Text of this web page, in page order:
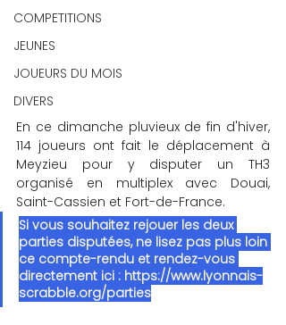
COMPETITIONS
JEUNES
JOUEURS DU MOIS
DIVERS
En ce dimanche pluvieux de fin d'hiver,
114 joueurs ont fait le déplacement à
Meyzieu pour y disputer un TH3
organisé en multiplex avec Douai,
Saint-Cassien et Fort-de-France.
Si vous souhaitez rejouer les deux
parties disputées, ne lisez pas plus loin
ce compte-rendu et rendez-vous
directement ici : https://www.lyonnais-
scrabble.org/parties